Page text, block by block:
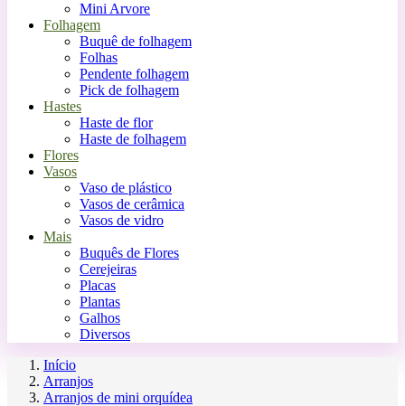
Mini Arvore
Folhagem
Buquê de folhagem
Folhas
Pendente folhagem
Pick de folhagem
Hastes
Haste de flor
Haste de folhagem
Flores
Vasos
Vaso de plástico
Vasos de cerâmica
Vasos de vidro
Mais
Buquês de Flores
Cerejeiras
Placas
Plantas
Galhos
Diversos
Início
Arranjos
Arranjos de mini orquídea